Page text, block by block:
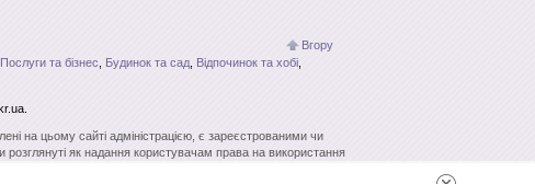
Вгору
Послуги та бізнес Будинок та сад Відпочинок та хобі
на цьому сайті адміністрацією, є зареєстрованими чи
як надання користувачам права на використання
систем гіперпосилання джерело заборонено.